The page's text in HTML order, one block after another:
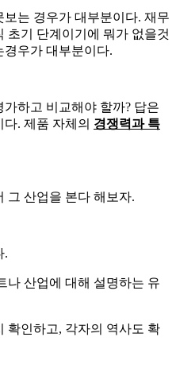
는 경우가 대부분이다. 재무
초기 단계이기에 뭐가 없을것
경우가 대부분이다.
하고 비교해야 할까? 답은
다. 제품 자체의 경쟁력과 특
그 산업을 본다 해보자.
.
나 산업에 대해 설명하는 유
확인하고, 각자의 역사도 확